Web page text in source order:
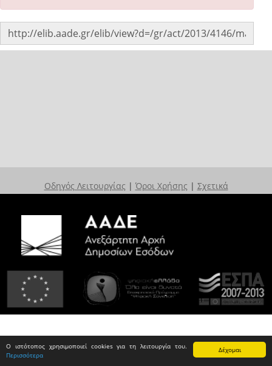
Δέχομαι
Ο ιστότοπος χρησιμοποιεί cookies για τη λειτουργία του.
Περισσότερα
Οδηγός Λειτουργίας | Όροι Χρήσης | Σχετικά